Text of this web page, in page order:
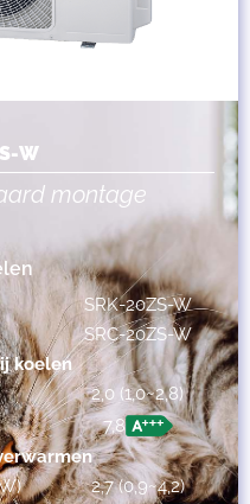
W
montage
SRK-20ZS-W
SRC-20ZS-W
koelen
2,0 (1,0~2,8)
7,8
2,7 (0,9~4,2)